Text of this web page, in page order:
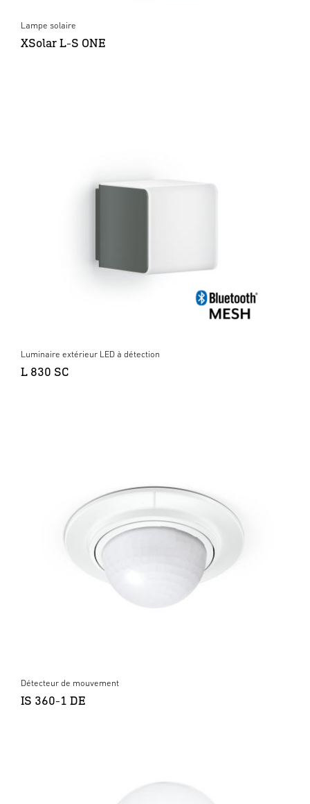
Lampe solaire
XSolar L-S ONE
Luminaire extérieur LED à détection
L 830 SC
Détecteur de mouvement
IS 360-1 DE